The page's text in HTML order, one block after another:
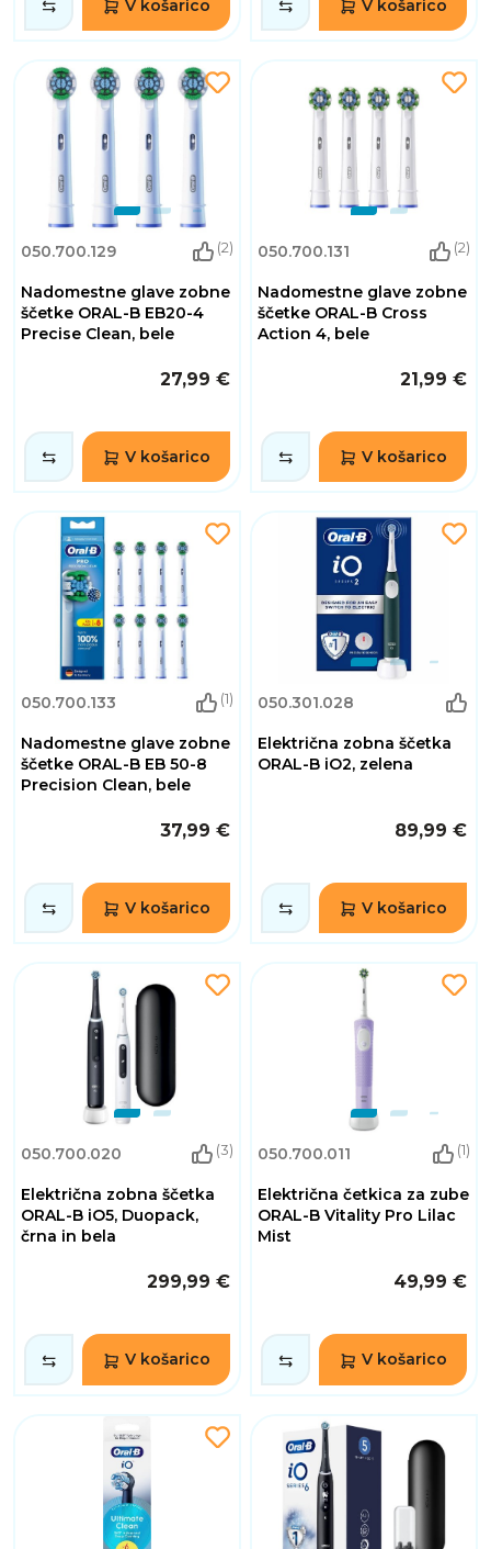
V košarico V košarico
050.700.129 (2)
Nadomestne glave zobne
ščetke ORAL-B EB20-4
Precise Clean, bele
27,99 €
V košarico
050.700.131 (2)
Nadomestne glave zobne
ščetke ORAL-B Cross
Action 4, bele
21,99 €
V košarico
050.700.133 (1)
Nadomestne glave zobne
ščetke ORAL-B EB 50-8
Precision Clean, bele
37,99 €
V košarico
050.301.028
Električna zobna ščetka
ORAL-B iO2, zelena
89,99 €
V košarico
050.700.020 (3)
Električna zobna ščetka
ORAL-B iO5, Duopack,
črna in bela
299,99 €
V košarico
050.700.011 (1)
Električna četkica za zube
ORAL-B Vitality Pro Lilac
Mist
49,99 €
V košarico